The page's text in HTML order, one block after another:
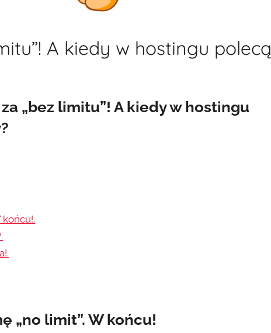
A kiedy w hostingu polecą
„bez limitu”! A kiedy w hostingu
końcu!.
„no limit”. W końcu!